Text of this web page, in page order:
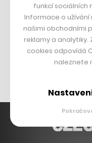
DESIGN
Bomma není tichá
Originální hodinky
Nábytek z betonu
funkcí sociálních
Informace o
našimi obchodními
reklamy a
cookies odpovídá
naleznete